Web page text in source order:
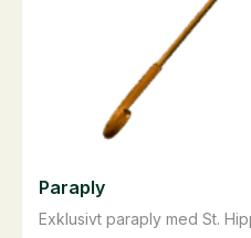
Exklusivt paraply med St.
Paraply